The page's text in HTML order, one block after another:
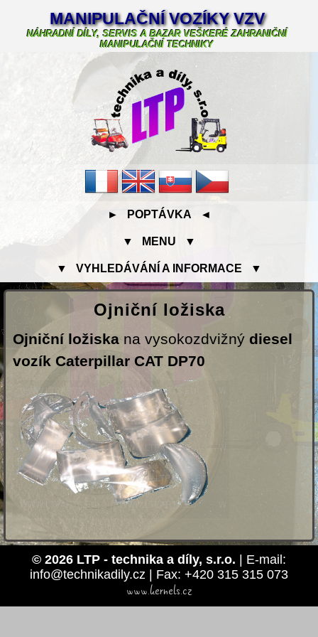
MANIPULAČNÍ VOZÍKY VZV
NÁHRADNÍ DÍLY, SERVIS A BAZAR VEŠKERÉ ZAHRANIČNÍ
MANIPULAČNÍ TECHNIKY
► POPTÁVKA ◄
▼ MENU ▼
▼ VYHLEDÁVÁNÍ A INFORMACE ▼
Ojniční ložiska
Ojniční ložiskana vysokozdvižný diesel
vozík Caterpillar CAT DP70
© 2026 LTP - technika a díly, s.r.o. | E-mail:
info@technikadily.cz | Fax: +420 315 315 073
www.kernels.cz